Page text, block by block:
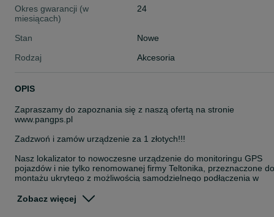
Okres gwarancji (w
miesiącach)
24
Stan
Nowe
Rodzaj
Akcesoria
OPIS
Zapraszamy do zapoznania się z naszą ofertą na stronie
www.pangps.pl
Zadzwoń i zamów urządzenie za 1 złotych!!!
Nasz lokalizator to nowoczesne urządzenie do monitoringu GPS
pojazdów i nie tylko renomowanej firmy Teltonika, przeznaczone do
montażu ukrytego z możliwością samodzielnego podłączenia w
wysokiej jakości, co pozwala na przesyłanie danych o lokalizacji
Zobacz więcej